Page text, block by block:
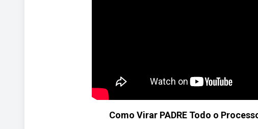
Como Virar PADRE Todo o